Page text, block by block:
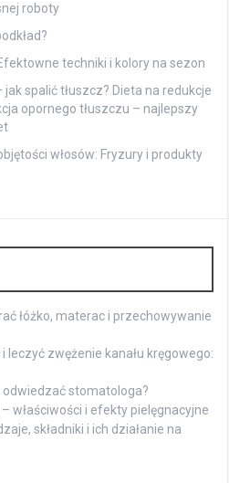
roboty
techniki i kolory na sezon
spalić tłuszcz? Dieta na redukcje
opornego tłuszczu – najlepszy
włosów: Fryzury i produkty
łóżko, materac i przechowywanie
zwężenie kanału kręgowego:
stomatologa?
właściwości i efekty pielęgnacyjne
składniki i ich działanie na